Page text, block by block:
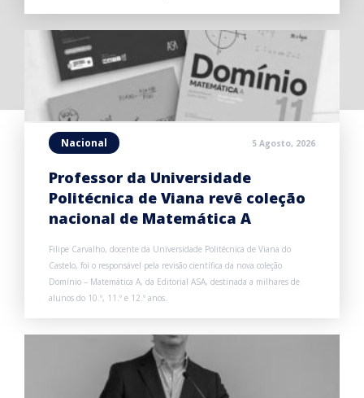
Nacional 5 Agosto, 2026
Professor da Universidade
Politécnica de Viana revê coleção
nacional de Matemática A
Filipe Carvalho, docente da Universidade Politécnica de Viana do
Castelo, foi o responsável pela revisão científica da nova coleção
Domínio – Matemática A, da Editorial ASA, destinada a milhares de
alunos do 10.º, 11.º e 12.º anos.